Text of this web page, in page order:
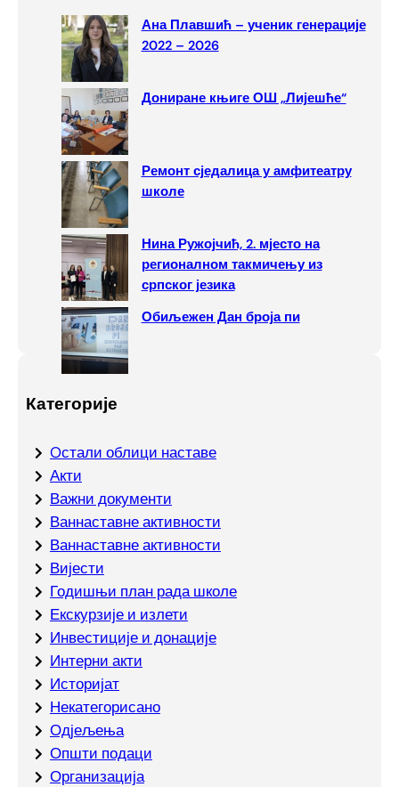
Ана Плавшић – ученик генерације
2022 – 2026
Дониране књиге ОШ „Лијешће“
Ремонт сједалица у амфитеатру
школе
Нина Ружојчић, 2. мјесто на
регионалном такмичењу из
српског језика
Обиљежен Дан броја пи
Категорије
Oстали облици наставе
Акти
Важни документи
Ваннаставне активности
Ваннаставне активности
Вијести
Годишњи план рада школе
Екскурзије и излети
Инвестиције и донације
Интерни акти
Историјат
Некатегорисано
Одјељења
Општи подаци
Организација